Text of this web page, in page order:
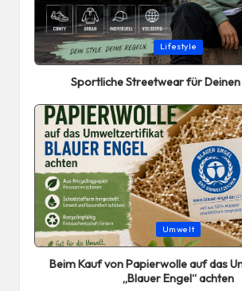
Posted
in
Lifestyle
Sportliche Streetwear für
Posted
in
Umwelt
Beim Kauf von Papierwolle auf das
„Blauer Engel“ achten